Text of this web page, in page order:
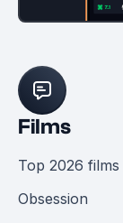
Films
Top 2026 films
Obsession